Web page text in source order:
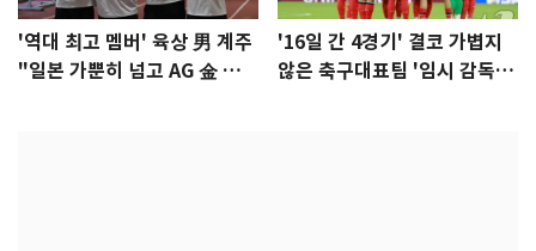
'역대 최고 멤버' 육상 男 계주
"일본 가뿐히 넘고 AG 金 따겠
'16일 간 4경기' 결코 가볍지
않은 축구대표팀 '임시 감독'